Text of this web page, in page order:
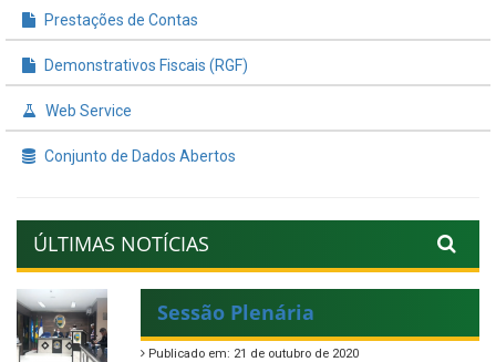
Prestações de Contas
Demonstrativos Fiscais (RGF)
Web Service
Conjunto de Dados Abertos
ÚLTIMAS NOTÍCIAS
Sessão Plenária
Publicado em: 21 de outubro de 2020